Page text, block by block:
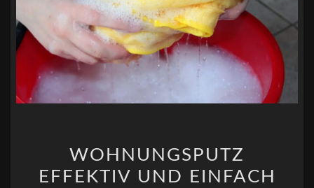
EFFEKTIV
UND
WOHNUNGSPUTZ
EFFEKTIV UND EINFACH